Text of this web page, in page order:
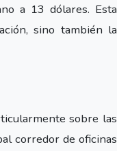
a 13 dólares. Esta
sino también la
sobre las
corredor de oficinas